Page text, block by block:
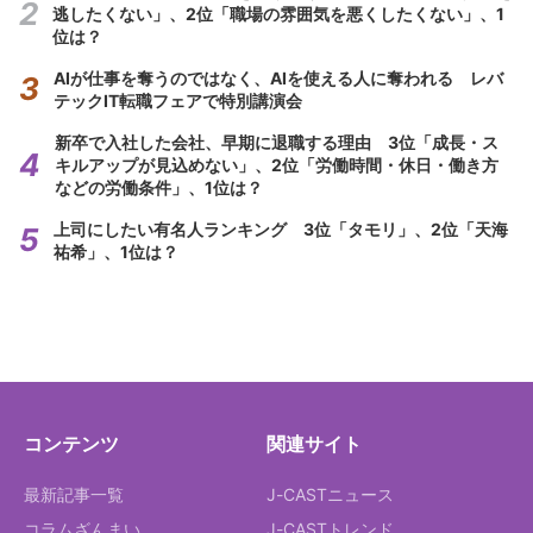
逃したくない」、2位「職場の雰囲気を悪くしたくない」、1
位は？
AIが仕事を奪うのではなく、AIを使える人に奪われる レバ
テックIT転職フェアで特別講演会
新卒で入社した会社、早期に退職する理由 3位「成長・ス
キルアップが見込めない」、2位「労働時間・休日・働き方
などの労働条件」、1位は？
上司にしたい有名人ランキング 3位「タモリ」、2位「天海
祐希」、1位は？
コンテンツ
最新記事一覧
コラムざんまい
関連サイト
J-CASTニュース
J-CASTトレンド